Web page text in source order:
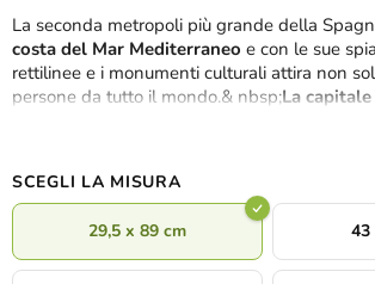
La seconda metropoli più grande della
costa del Mar Mediterraneo e con le sue
rettilinee e i monumenti culturali attira non
persone da tutto il mondo.& nbsp;La
ricca di edifici storici e moderni, con cui
in 3
caratteristiche?
SCEGLI LA MISURA
29,5 x 89 cm 43